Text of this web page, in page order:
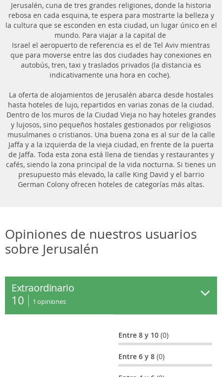
Jerusalén, cuna de tres grandes religiones, donde la historia
rebosa en cada esquina, te espera para mostrarte la belleza y
la cultura que se esconden en esta ciudad, un lugar único en el
mundo. Para viajar a la capital de
Israel el aeropuerto de referencia es el de Tel Aviv mientras
que para moverse entre las dos ciudades hay conexiones en
autobús, tren, taxi y traslados privados (la distancia es
indicativamente una hora en coche).
La oferta de alojamientos de Jerusalén abarca desde hostales
hasta hoteles de lujo, repartidos en varias zonas de la ciudad.
Dentro de los muros de la Ciudad Vieja no hay hoteles grandes
y lujosos, sino pequeños hostales gestionados por religiosos
musulmanes o cristianos. Una buena zona es al sur de la calle
Jaffa y a la izquierda de la vieja ciudad, en frente de la puerta
de Jaffa. Toda esta zona está llena de tiendas y restaurantes y
cafés, siendo la zona principal de la vida nocturna. Si tienes un
presupuesto más elevado, la calle King David y el barrio
German Colony ofrecen hoteles de categorías más altas.
Opiniones de nuestros usuarios
sobre Jerusalén
Extraordinario
10 1 opiniones
Entre 8 y 10(0)
Entre 6 y 8(0)